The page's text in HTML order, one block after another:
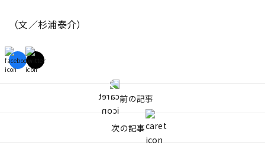
（文／杉浦泰介）
前の記事
次の記事